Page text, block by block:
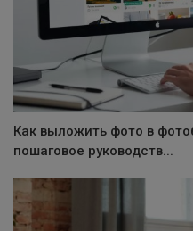
Как выложить фото в
пошаговое руководств...